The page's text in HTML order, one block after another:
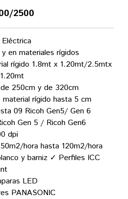
2500
en materiales rígidos
rígido 1.8mt x 1.20mt/2.5mtx
250cm y de 320cm
rígido hasta 5 cm
09 Ricoh Gen5/ Gen 6
Gen 5 / Ricoh Gen6
dpi
hora hasta 120m2/hora
y barniz ✓ Perfiles ICC
LED
PANASONIC